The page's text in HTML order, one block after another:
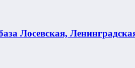
Лосевская,